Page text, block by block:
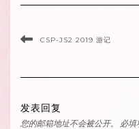
CSP-JS2 2019 游记
发表回复
您的邮箱地址不会被公开。 必填